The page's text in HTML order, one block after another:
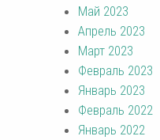
Май 2023
Апрель 2023
Март 2023
Февраль 2023
Январь 2023
Февраль 2022
Январь 2022